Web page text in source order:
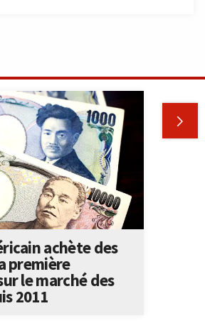

achète des
première
le marché des
2011